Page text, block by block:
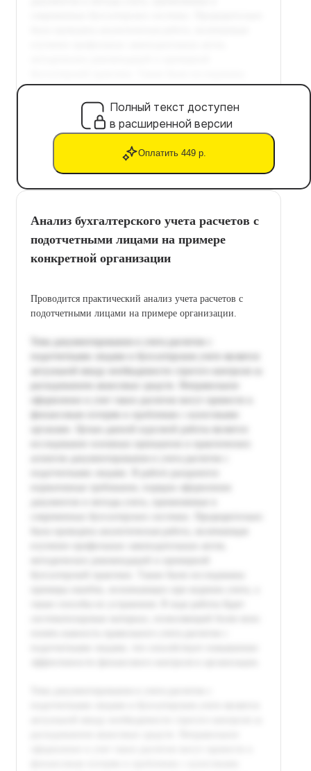
Полный текст доступен
в расширенной версии
Оплатить 449 р.
Анализ бухгалтерского учета расчетов с
подотчетными лицами на примере
конкретной организации
Проводится практический анализ учета расчетов с
подотчетными лицами на примере организации.